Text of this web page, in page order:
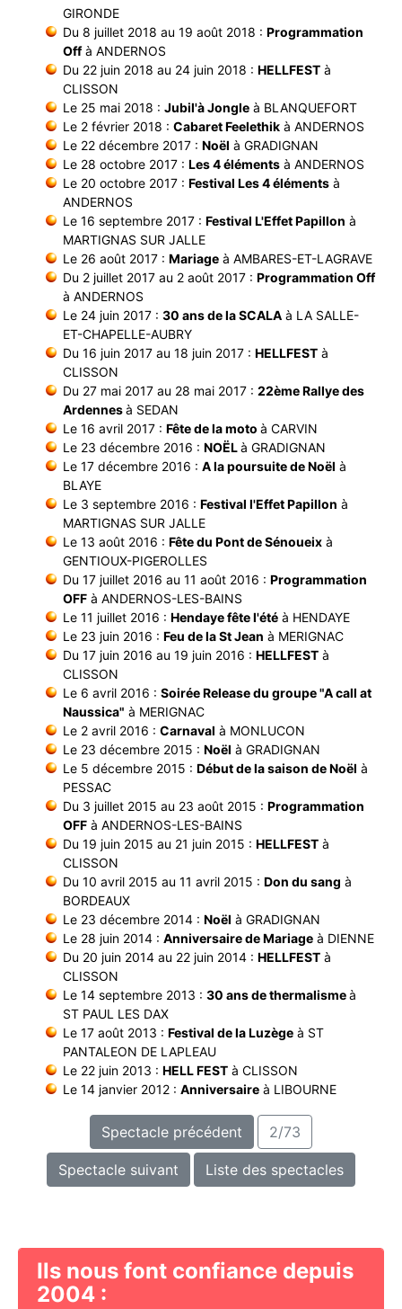
GIRONDE
Du 8 juillet 2018 au 19 août 2018 : Programmation
Offà ANDERNOS
Du 22 juin 2018 au 24 juin 2018 : HELLFEST à
CLISSON
Le 25 mai 2018 : Jubil'à Jongle à BLANQUEFORT
Le 2 février 2018 : Cabaret Feelethik à ANDERNOS
Le 22 décembre 2017 : Noël à GRADIGNAN
Le 28 octobre 2017 : Les 4 éléments à ANDERNOS
Le 20 octobre 2017 : Festival Les 4 éléments à
ANDERNOS
Le 16 septembre 2017 : Festival L'Effet Papillon à
MARTIGNAS SUR JALLE
Le 26 août 2017 : Mariage à AMBARES-ET-LAGRAVE
Du 2 juillet 2017 au 2 août 2017 : Programmation Off
à ANDERNOS
Le 24 juin 2017 : 30 ans de la SCALA à LA SALLE-
ET-CHAPELLE-AUBRY
Du 16 juin 2017 au 18 juin 2017 : HELLFEST à
CLISSON
Du 27 mai 2017 au 28 mai 2017 : 22ème Rallye des
Ardennesà SEDAN
Le 16 avril 2017 : Fête de la moto à CARVIN
Le 23 décembre 2016 : NOËLà GRADIGNAN
Le 17 décembre 2016 : A la poursuite de Noël à
BLAYE
Le 3 septembre 2016 : Festival l'Effet Papillon à
MARTIGNAS SUR JALLE
Le 13 août 2016 : Fête du Pont de Sénoueix à
GENTIOUX-PIGEROLLES
Du 17 juillet 2016 au 11 août 2016 : Programmation
OFF à ANDERNOS-LES-BAINS
Le 11 juillet 2016 : Hendaye fête l'été à HENDAYE
Le 23 juin 2016 : Feu de la St Jean à MERIGNAC
Du 17 juin 2016 au 19 juin 2016 : HELLFEST à
CLISSON
Le 6 avril 2016 : Soirée Release du groupe "A call at
Naussica" à MERIGNAC
Le 2 avril 2016 : Carnaval à MONLUCON
Le 23 décembre 2015 : Noël à GRADIGNAN
Le 5 décembre 2015 : Début de la saison de Noël à
PESSAC
Du 3 juillet 2015 au 23 août 2015 : Programmation
OFF à ANDERNOS-LES-BAINS
Du 19 juin 2015 au 21 juin 2015 : HELLFEST à
CLISSON
Du 10 avril 2015 au 11 avril 2015 : Don du sang à
BORDEAUX
Le 23 décembre 2014 : Noël à GRADIGNAN
Le 28 juin 2014 : Anniversaire de Mariage à DIENNE
Du 20 juin 2014 au 22 juin 2014 : HELLFEST à
CLISSON
Le 14 septembre 2013 : 30 ans de thermalismeà
ST PAUL LES DAX
Le 17 août 2013 : Festival de la Luzège à ST
PANTALEON DE LAPLEAU
Le 22 juin 2013 : HELL FEST à CLISSON
Le 14 janvier 2012 : Anniversaire à LIBOURNE
Spectacle précédent 2/73
Spectacle suivant Liste des spectacles
Ils nous font confiance depuis
2004 :